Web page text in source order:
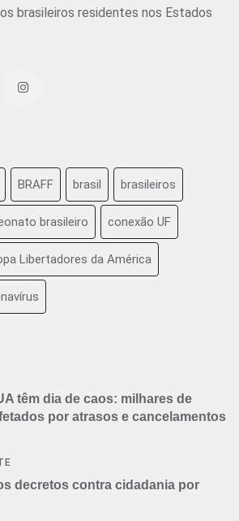
brasileiros residentes nos Estados
BRAFF brasil brasileiros
brasileiro conexão UF
Libertadores da América
têm dia de caos: milhares de
por atrasos e cancelamentos
decretos contra cidadania por